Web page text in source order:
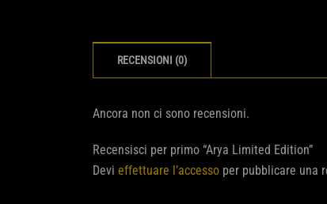
RECENSIONI (0)
Ancora non ci sono recensioni.
Recensisci per primo “Arya Limited Edition”
Devi effettuare l’accesso per pubblicare una